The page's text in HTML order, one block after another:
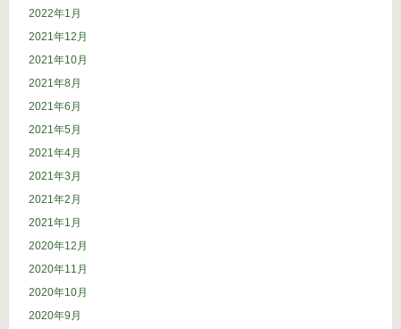
2022年1月
2021年12月
2021年10月
2021年8月
2021年6月
2021年5月
2021年4月
2021年3月
2021年2月
2021年1月
2020年12月
2020年11月
2020年10月
2020年9月